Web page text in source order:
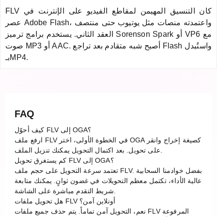
FLV كان التنسيق المهيمن لمقاطع الفيديو على الإنترنت في
عصر Adobe Flash، واعتمدته منصات مثل يوتيوب حتى منتصف
العقد الثاني. يستخدم برامج ترميز Sorenson Spark أو VP6 مع
صوت MP3 أو AAC. أصبح شبه متقادم بعد تراجع Flash واستُبدل
بـMP4.
FAQ
كيف أحوّل FLV إلى OGA؟
ارفع ملف FLV في الخطوة الأولى، اختر OGA كصيغة إخراج وانقر
كم يستغرق تحويل FLV إلى OGA؟
تعتمد سرعة التحويل على حجم ملف FLV. بفضل خوادمنا السحابية
عالية الأداء، تكتمل معظم التحويلات في غضون ثوانٍ. يمكنك متابعة
هل تحويل ملفات FLV أونلاين آمن؟
نعم، التحويل آمن تماماً. يتم حذف جميع ملفات FLV المرفوعة